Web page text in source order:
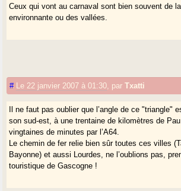
Ceux qui vont au carnaval sont bien souvent de
environnante ou des vallées.
# Le 22 janvier 2007 à 01:30 parTxatti
Il ne faut pas oublier que l’angle de ce "triangle"
son sud-est, à une trentaine de kilomètres de
vingtaines de minutes par l’A64.
Le chemin de fer relie bien sûr toutes ces villes
Bayonne) et aussi Lourdes, ne l’oublions pas,
touristique de Gascogne !